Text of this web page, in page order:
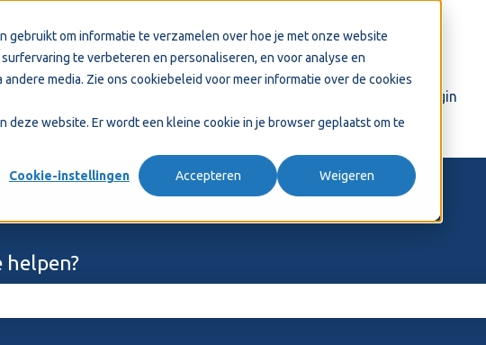
om informatie te verzamelen over hoe je met onze website
te verbeteren en personaliseren, en voor analyse en
media. Zie ons cookiebeleid voor meer informatie over de cookies
website. Er wordt een kleine cookie in je browser geplaatst om te
Cookie-instellingen Accepteren Weigeren
Login
helpen?